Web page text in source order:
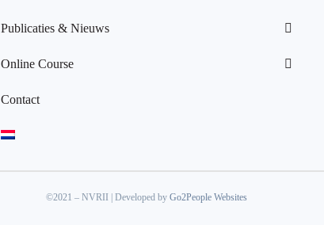
Publicaties & Nieuws
Online Course
Contact
©2021 – NVRII | Developed by Go2People Websites